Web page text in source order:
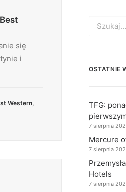
się
i
Western,
for:
OSTATNIE
TFG:
7 sierpnia
Mercure
7 sierpnia
Hotels
7 sierpnia